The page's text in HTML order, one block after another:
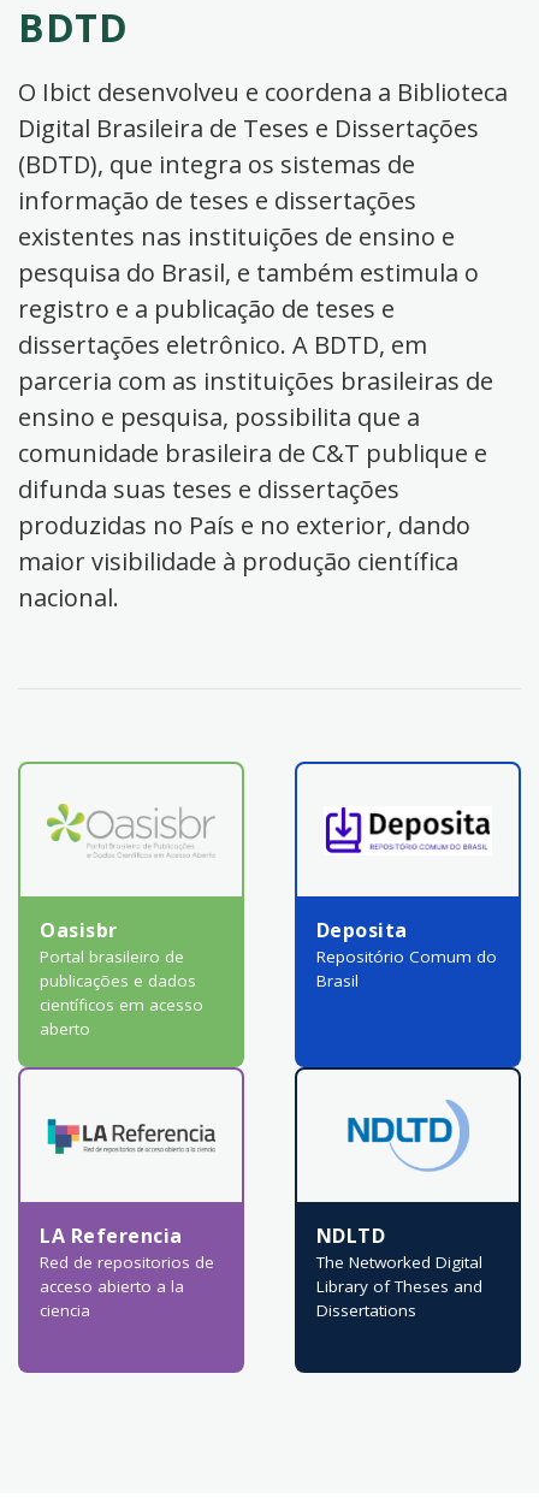
BDTD
O Ibict desenvolveu e coordena a Biblioteca
Digital Brasileira de Teses e Dissertações
(BDTD), que integra os sistemas de
informação de teses e dissertações
existentes nas instituições de ensino e
pesquisa do Brasil, e também estimula o
registro e a publicação de teses e
dissertações eletrônico. A BDTD, em
parceria com as instituições brasileiras de
ensino e pesquisa, possibilita que a
comunidade brasileira de C&T publique e
difunda suas teses e dissertações
produzidas no País e no exterior, dando
maior visibilidade à produção científica
nacional.
Oasisbr
Portal brasileiro de
publicações e dados
científicos em acesso
aberto
Deposita
Repositório Comum do
Brasil
LA Referencia
Red de repositorios de
acceso abierto a la
ciencia
NDLTD
The Networked Digital
Library of Theses and
Dissertations